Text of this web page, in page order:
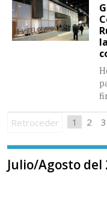
Retroceder 1 2 3
Julio/Agosto del